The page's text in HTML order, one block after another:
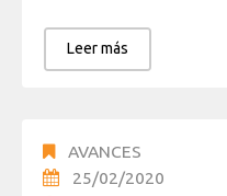
Leer más
AVANCES
25/02/2020